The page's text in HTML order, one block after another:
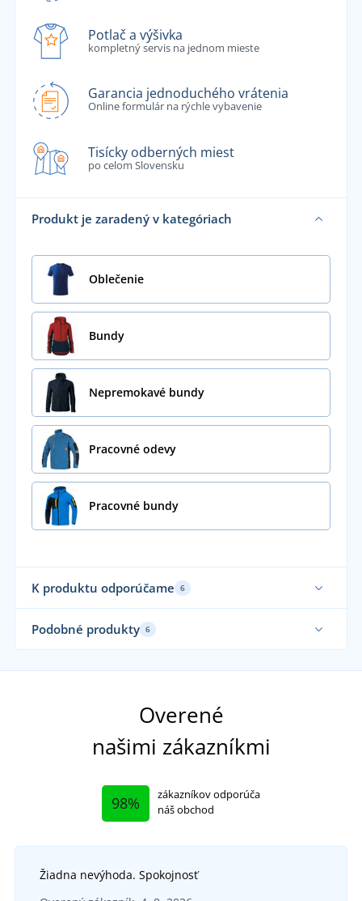
Potlač a výšivka
kompletný servis na jednom mieste
Garancia jednoduchého vrátenia
Online formulár na rýchle vybavenie
Tisícky odberných miest
po celom Slovensku
Produkt je zaradený v kategóriach
Oblečenie
Bundy
Nepremokavé bundy
Pracovné odevy
Pracovné bundy
K produktu odporúčame 6
Podobné produkty 6
Overené
našimi zákazníkmi
98%
zákazníkov odporúča
náš obchod
Žiadna nevýhoda. Spokojnosť